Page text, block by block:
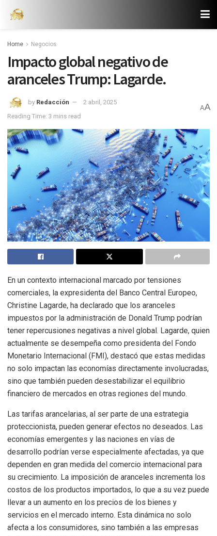
Home Negocios
Impacto global negativo de
aranceles Trump: Lagarde.
by Redacción
2 abril, 2025
Reading Time: 3 mins read
AA
En un contexto internacional marcado por tensiones
comerciales, la expresidenta del Banco Central Europeo,
Christine Lagarde, ha declarado que los aranceles
impuestos por la administración de Donald Trump podrían
tener repercusiones negativas a nivel global. Lagarde, quien
actualmente se desempeña como presidenta del Fondo
Monetario Internacional (FMI), destacó que estas medidas
no solo impactan las economías directamente involucradas,
sino que también pueden desestabilizar el equilibrio
financiero de mercados en otras regiones del mundo.
Las tarifas arancelarias, al ser parte de una estrategia
proteccionista, pueden generar efectos no deseados. Las
economías emergentes y las naciones en vías de
desarrollo podrían verse especialmente afectadas, ya que
dependen en gran medida del comercio internacional para
su crecimiento. La imposición de aranceles incrementa los
costos de los productos importados, lo que a su vez puede
llevar a un aumento en los precios de los bienes y
servicios en el mercado interno. Esta dinámica no solo
afecta a los consumidores, sino también a las empresas